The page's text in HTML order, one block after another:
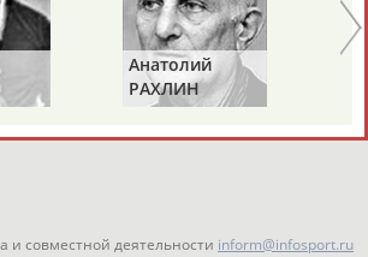
и совместной деятельности inform@infosport.ru
Анатолий
РАХЛИН